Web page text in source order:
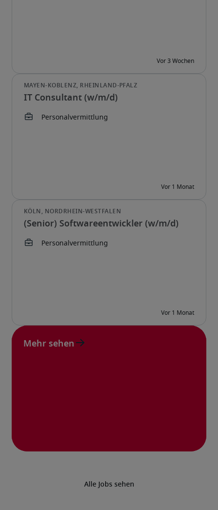
Alle Jobs sehen
IT Consultant (w/m/d)
(Senior) Softwareentwickler (w/m/d)
Mehr sehen